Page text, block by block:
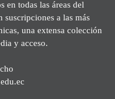
en todas las áreas del
suscripciones a las más
una extensa colección
y acceso.